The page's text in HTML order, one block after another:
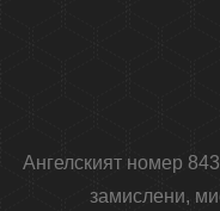
Ангелският номер
замислени,